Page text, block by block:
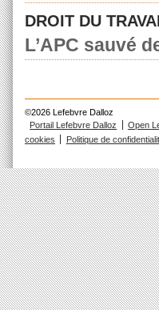
DROIT DU
L’APC sauvé
©2026 Lefebvre Dalloz
Portail Lefebvre Dalloz
Open
cookies
Politique de